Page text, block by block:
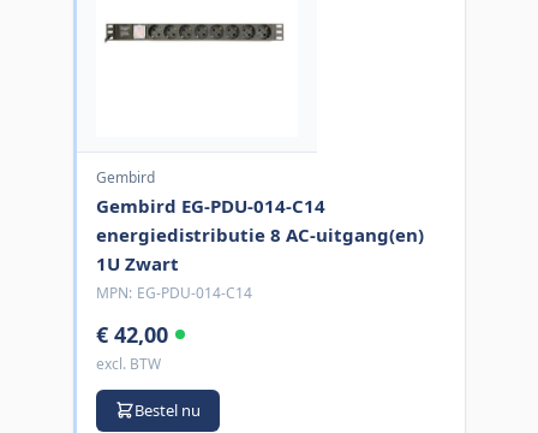
Gembird
Gembird EG-PDU-014-C14
energiedistributie 8 AC-uitgang(en)
1U Zwart
MPN: EG-PDU-014-C14
€ 42,00
excl. BTW
Bestel nu